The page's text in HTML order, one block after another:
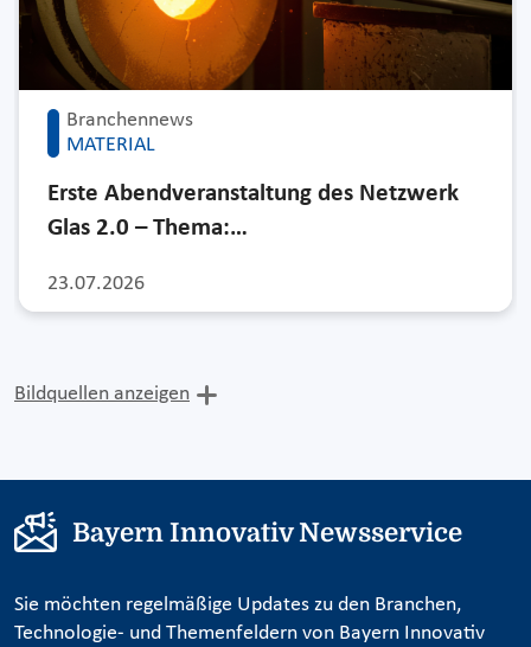
Branchennews
MATERIAL
23.07.2026
Erste Abendveranstaltung des Netzwerk
Glas 2.0 – Thema:…
Bildquellen anzeigen
Bayern Innovativ Newsservice
Sie möchten regelmäßige Updates zu den Branchen,
Technologie- und Themenfeldern von Bayern Innovativ